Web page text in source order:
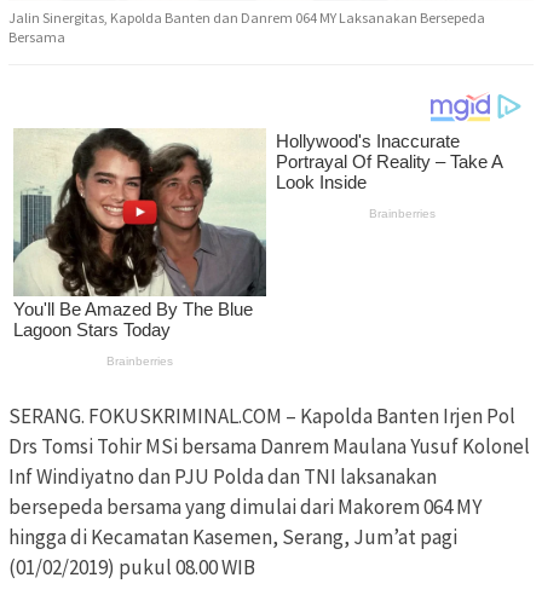
Jalin Sinergitas, Kapolda Banten dan Danrem 064 MY Laksanakan Bersepeda
Bersama
SERANG. FOKUSKRIMINAL.COM – Kapolda Banten Irjen Pol
Drs Tomsi Tohir MSi bersama Danrem Maulana Yusuf Kolonel
Inf Windiyatno dan PJU Polda dan TNI laksanakan
bersepeda bersama yang dimulai dari Makorem 064 MY
hingga di Kecamatan Kasemen, Serang, Jum’at pagi
(01/02/2019) pukul 08.00 WIB